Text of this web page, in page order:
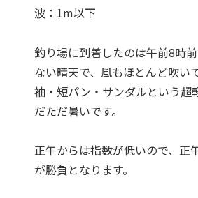
波：1m以下
釣り場に到着したのは午前8時
ない晴天で、風もほとんど吹い
袖・短パン・サンダルという超
だただ暑いです。
正午からは指数が低いので、正
が勝負となります。